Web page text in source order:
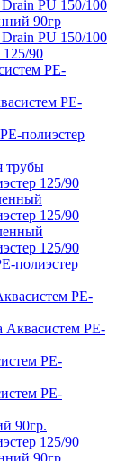
PU 150/100
90гр
PU 150/100
125/90
PE-
PE-
полиэстер
трубы
125/90
125/90
125/90
полиэстер
PE-
Аквасистем PE-
PE-
PE-
90гр.
125/90
90гр.